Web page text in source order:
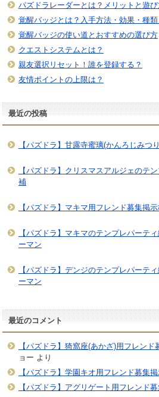
パズドラレーダーとは？メリットと遊
覚醒バッジとは？入手方法・効果・種
覚醒バッジの使い道とおすすめの選び方
クエストシステムとは？
親友選択リセット！誰を登録する？
友情ポイントの上限は？
最近の投稿
【パズドラ】甘露寺蜜璃(かんろじみつ
【パズドラ】クリスマスアルジェのテ
補
【パズドラ】マキマ用フレンド募集掲
【パズドラ】マキマのテンプレパーテ
ーマン
【パズドラ】デンジのテンプレパーテ
ーマン
最近のコメント
【パズドラ】猗窩座(あかざ)用フレンド
ョー より
【パズドラ】学園キオ用フレンド募集
【パズドラ】アグリゲート用フレンド